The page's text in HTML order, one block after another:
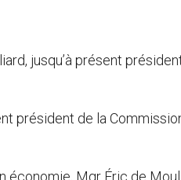
jusqu’à présent
président de la
Mgr Éric de